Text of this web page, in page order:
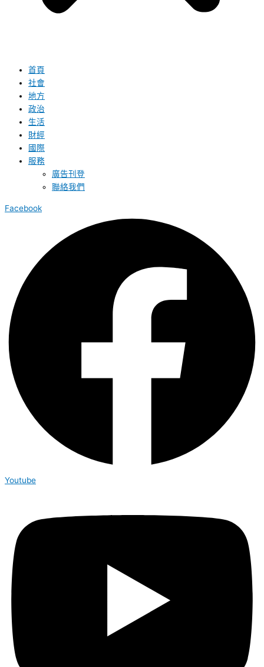
首頁
社會
地方
政治
生活
財經
國際
服務
廣告刊登
聯絡我們
Facebook
Youtube